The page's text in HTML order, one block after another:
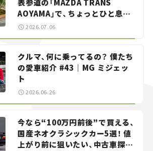
AOYAMA」で、ちょっとひと息。
——連載｜CCGとクルマでどうす
2026.07.06
クルマ、何に乗ってるの？ 僕たち
の愛車紹介 #43｜MG ミジェッ
ト
2026.06.26
今なら“100万円前後”で買える、
国産ネオクラシックカー5選！ 値
上がり前に狙いたい、中古車探し